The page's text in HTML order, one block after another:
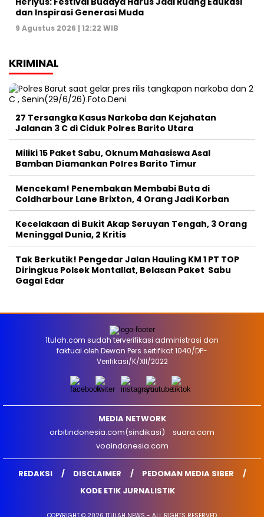
dan Inspirasi Generasi Muda
9 Agustus 2026 | 12:22 WIB
KRIMINAL
27 Tersangka Kasus Narkoba dan Kejahatan
Jalanan 3 C di Ciduk Polres Barito Utara
Miliki 15 Paket Sabu, Oknum Mahasiswa Asal
Bamban Diamankan Polres Barito Timur
Mencekam! Penembakan Membabi Buta di
Coldharbour Lane Brixton, 4 Orang Jadi Korban
Kecelakaan di Bukit Akap Seruyan Tengah, 3 Orang
Meninggal Dunia, 2 Kritis
Tak Berkutik! Pengedar Jalan Hauling KM 1 PT TOP
Diringkus Polsek Montallat, Belasan Paket Sabu
Gagal Edar
1tulah.com sudah terverifikasi administrasi dan
faktual oleh Dewan Pers sertifikat 1040/DP-
Verifikasi/K/XII/2022
MEDIA NETWORK
orbitindonesia.com(sindikasi)
suara.com
voaindonesia.com
REDAKSI DISCLAIMER
PEDOMAN MEDIA SIBER
KODE ETIK JURNALISTIK